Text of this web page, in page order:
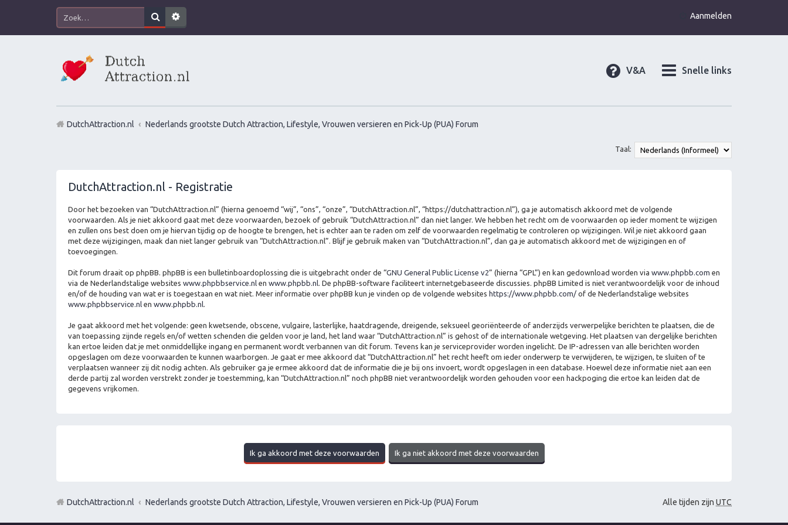
Aanmelden
Snelle links
V&A
DutchAttraction.nl Nederlands grootste Dutch Attraction, Lifestyle, Vrouwen versieren en Pick-Up (PUA) Forum
Taal:
DutchAttraction.nl - Registratie
Door het bezoeken van “DutchAttraction.nl” (hierna genoemd “wij”, “ons”, “onze”, “DutchAttraction.nl”, “https://dutchattraction.nl”), ga je automatisch akkoord met de volgende
voorwaarden. Als je niet akkoord gaat met deze voorwaarden, bezoek of gebruik “DutchAttraction.nl” dan niet langer. We hebben het recht om de voorwaarden op ieder moment te wijzigen
en zullen ons best doen om je hiervan tijdig op de hoogte te brengen, het is echter aan te raden om zelf de voorwaarden regelmatig te controleren op wijzigingen. Wil je niet akkoord gaan
met deze wijzigingen, maak dan niet langer gebruik van “DutchAttraction.nl”. Blijf je gebruik maken van “DutchAttraction.nl”, dan ga je automatisch akkoord met de wijzigingen en of
toevoegingen.
Dit forum draait op phpBB. phpBB is een bulletinboardoplossing die is uitgebracht onder de “GNU General Public License v2” (hierna “GPL”) en kan gedownload worden via www.phpbb.com en
via de Nederlandstalige websites www.phpbbservice.nl en www.phpbb.nl . De phpBB-software faciliteert internetgebaseerde discussies. phpBB Limited is niet verantwoordelijk voor de inhoud
en/of de houding van wat er is toegestaan en wat niet. Meer informatie over phpBB kun je vinden op de volgende websites https://www.phpbb.com/ of de Nederlandstalige websites
www.phpbbservice.nl en www.phpbb.nl
Je gaat akkoord met het volgende: geen kwetsende, obscene, vulgaire, lasterlijke, haatdragende, dreigende, seksueel georiënteerde of anderzijds verwerpelijke berichten te plaatsen, die de
van toepassing zijnde regels en/of wetten schenden die gelden voor je land, het land waar “DutchAttraction.nl” is gehost of de internationale wetgeving. Het plaatsen van dergelijke berichten
kan ertoe leiden dat je met onmiddellijke ingang en permanent wordt verbannen van dit forum. Tevens kan je serviceprovider worden ingelicht. De IP-adressen van alle berichten worden
opgeslagen om deze voorwaarden te kunnen waarborgen. Je gaat er mee akkoord dat “DutchAttraction.nl” het recht heeft om ieder onderwerp te verwijderen, te wijzigen, te sluiten of te
verplaatsen wanneer zij dit nodig achten. Als gebruiker ga je ermee akkoord dat de informatie die je bij ons invoert, wordt opgeslagen in een database. Hoewel deze informatie niet aan een
derde partij zal worden verstrekt zonder je toestemming, kan “DutchAttraction.nl” noch phpBB niet verantwoordelijk worden gehouden voor een hackpoging die ertoe kan leiden dat de
gegevens vrijkomen.
Alle tijden zijn UTC
DutchAttraction.nl Nederlands grootste Dutch Attraction, Lifestyle, Vrouwen versieren en Pick-Up (PUA) Forum